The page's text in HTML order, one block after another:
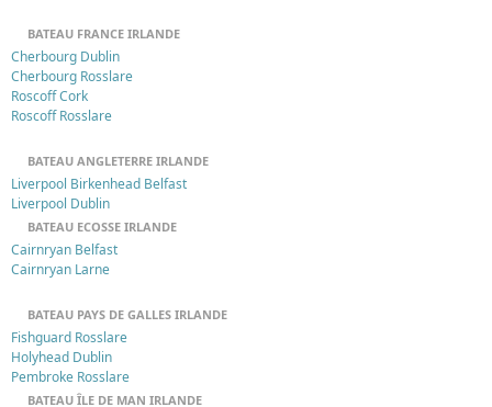
BATEAU FRANCE IRLANDE
Cherbourg Dublin
Cherbourg Rosslare
Roscoff Cork
Roscoff Rosslare
BATEAU ANGLETERRE IRLANDE
Liverpool Birkenhead Belfast
Liverpool Dublin
BATEAU ECOSSE IRLANDE
Cairnryan Belfast
Cairnryan Larne
BATEAU PAYS DE GALLES IRLANDE
Fishguard Rosslare
Holyhead Dublin
Pembroke Rosslare
BATEAU ÎLE DE MAN IRLANDE